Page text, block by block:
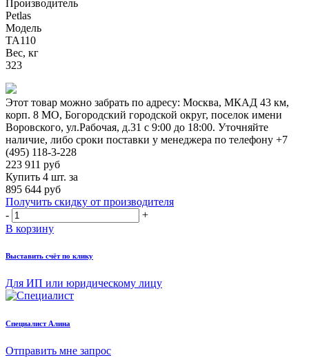
Производитель
Petlas
Модель
TA110
Вес, кг
323
Этот товар можно забрать по адресу: Москва, МКАД 43 км,
корп. 8 МО, Богородский городской округ, поселок имени
Воровского, ул.Рабочая, д.31 с 9:00 до 18:00. Уточняйте
наличие, либо сроки поставки у менеджера по телефону +7
(495) 118-3-228
223 911 руб
Купить 4 шт. за
895 644 руб
Получить скидку от производителя
-
+
В корзину
Выставить счёт по клику
Для ИП или юридическому лицу
Cпециалист Алина
Отправить мне запрос